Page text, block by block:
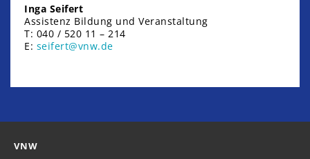
Inga Seifert
Assistenz Bildung und Veranstaltung
T: 040 / 520 11 – 214
E: seifert@vnw.de
VNW